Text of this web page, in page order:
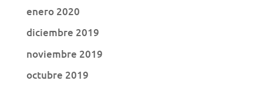
enero 2020
diciembre 2019
noviembre 2019
octubre 2019